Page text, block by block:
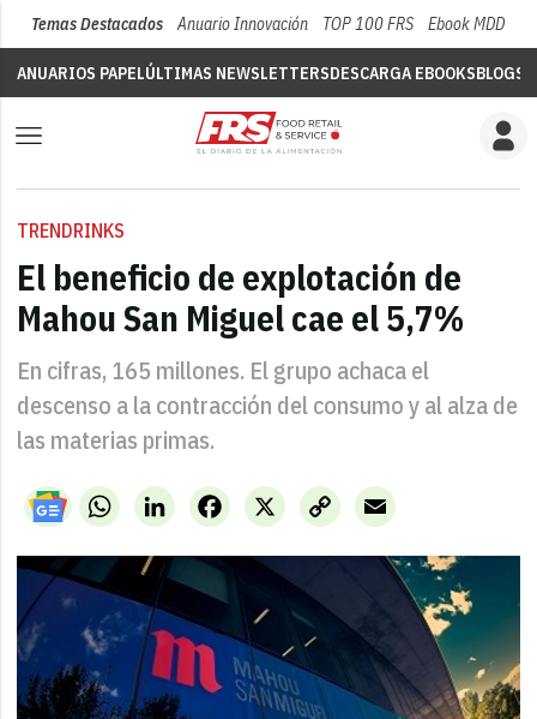
Temas Destacados Anuario Innovación TOP 100 FRS Ebook MDD
ANUARIOS PAPELÚLTIMAS NEWSLETTERSDESCARGA EBOOKSBLOGS
TRENDRINKS
El beneficio de explotación de
Mahou San Miguel cae el 5,7%
En cifras, 165 millones. El grupo achaca el
descenso a la contracción del consumo y al alza de
las materias primas.
WhatsAppLinkedIn X
Facebook
Copy
Link
Email